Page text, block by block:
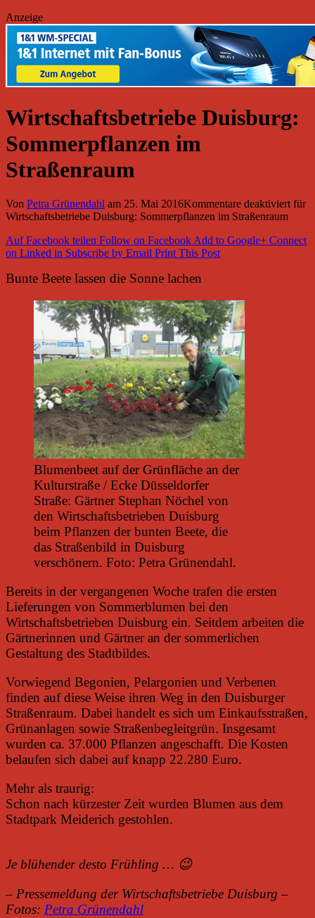
Anzeige
Wirtschaftsbetriebe Duisburg:
Sommerpflanzen im
Straßenraum
Von Petra Grünendahl am 25. Mai 2016Kommentare deaktiviertfür
Wirtschaftsbetriebe Duisburg: Sommerpflanzen im Straßenraum
Auf Facebook teilen Follow on FacebookAdd to Google+ Connect
on Linked in Subscribe by Email Print This Post
Bunte Beete lassen die Sonne lachen
Blumenbeet auf der Grünfläche an der
Kulturstraße / Ecke Düsseldorfer
Straße: Gärtner Stephan Nöchel von
den Wirtschaftsbetrieben Duisburg
beim Pflanzen der bunten Beete, die
das Straßenbild in Duisburg
verschönern. Foto: Petra Grünendahl.
Bereits in der vergangenen Woche trafen die ersten
Lieferungen von Sommerblumen bei den
Wirtschaftsbetrieben Duisburg ein. Seitdem arbeiten die
Gärtnerinnen und Gärtner an der sommerlichen
Gestaltung des Stadtbildes.
Vorwiegend Begonien, Pelargonien und Verbenen
finden auf diese Weise ihren Weg in den Duisburger
Straßenraum. Dabei handelt es sich um Einkaufsstraßen,
Grünanlagen sowie Straßenbegleitgrün. Insgesamt
wurden ca. 37.000 Pflanzen angeschafft. Die Kosten
belaufen sich dabei auf knapp 22.280 Euro.
Mehr als traurig:
Schon nach kürzester Zeit wurden Blumen aus dem
Stadtpark Meiderich gestohlen.
Je blühender desto Frühling … 😉
– Pressemeldung der Wirtschaftsbetriebe Duisburg –
Fotos: Petra Grünendahl